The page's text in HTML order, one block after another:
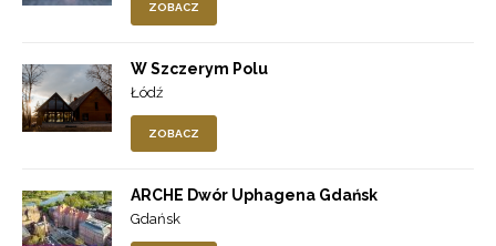
ZOBACZ
W Szczerym Polu
Łódź
ZOBACZ
ARCHE Dwór Uphagena Gdańsk
Gdańsk